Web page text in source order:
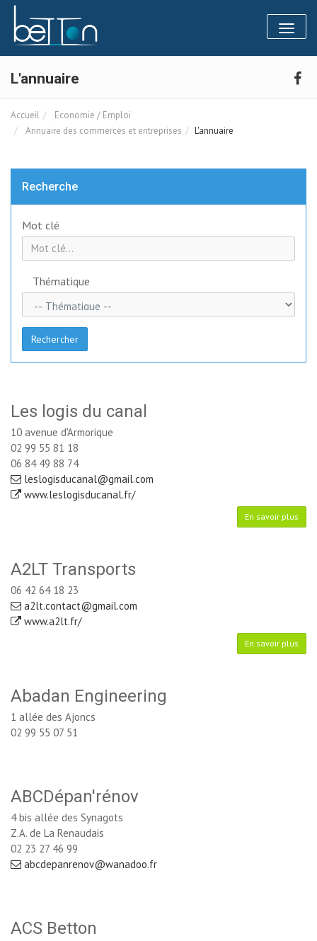
Toggle
L'annuaire
Accueil
Economie / Emploi
Annuaire des commerces et entreprises
L'annuaire
Recherche
Mot clé
Thématique
Rechercher
Les logis du canal
10 avenue d'Armorique
02 99 55 81 18
06 84 49 88 74
leslogisducanal@gmail.com
www.leslogisducanal.fr/
En savoir plus
A2LT Transports
06 42 64 18 23
a2lt.contact@gmail.com
www.a2lt.fr/
En savoir plus
Abadan Engineering
1 allée des Ajoncs
02 99 55 07 51
ABCDépan'rénov
4 bis allée des Synagots
Z.A. de La Renaudais
02 23 27 46 99
abcdepanrenov@wanadoo.fr
ACS Betton
Panneau de gestion des cookies